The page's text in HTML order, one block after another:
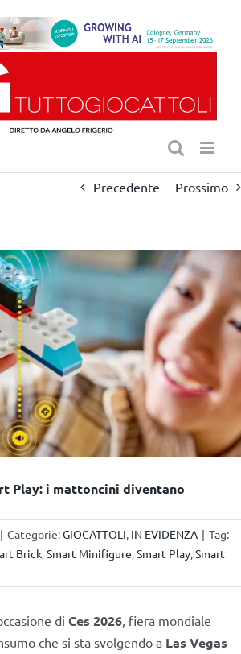
Precedente Prossimo
Play: i mattoncini diventano
| Categorie:GIOCATTOLI, IN EVIDENZA | Tag:
Brick,Smart Minifigure,Smart Play,Smart
di Ces 2026, fiera mondiale
che si sta svolgendo a Las Vegas